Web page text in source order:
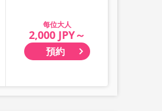
大人
2,000 JPY～
預約